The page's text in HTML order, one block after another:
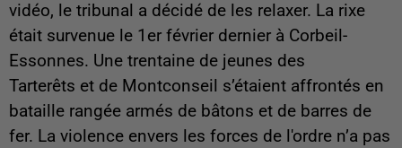
vidéo, le tribunal a décidé de les relaxer. La rixe
était survenue le 1er février dernier à Corbeil-
Essonnes. Une trentaine de jeunes des
Tarterêts et de Montconseil s’étaient affrontés en
bataille rangée armés de bâtons et de barres de
fer. La violence envers les forces de l'ordre n’a pas